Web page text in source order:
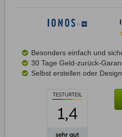
Besonders einfach und
30 Tage Geld-zurück-
Selbst erstellen oder